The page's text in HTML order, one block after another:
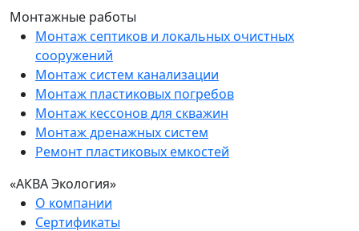
Монтажные работы
Монтаж септиков и локальных очистных
сооружений
Монтаж систем канализации
Монтаж пластиковых погребов
Монтаж кессонов для скважин
Монтаж дренажных систем
Ремонт пластиковых емкостей
«АКВА Экология»
О компании
Сертификаты